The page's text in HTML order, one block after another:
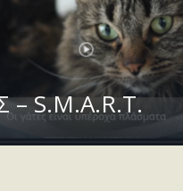
– S.M.A.R.T.